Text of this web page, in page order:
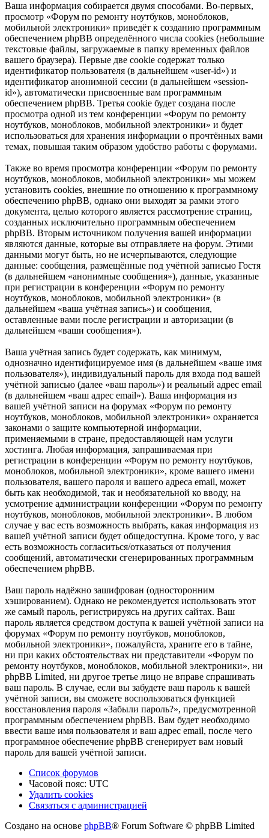
Ваша информация собирается двумя способами. Во-первых,
просмотр «Форум по ремонту ноутбуков, моноблоков,
мобильной электроники» приведёт к созданию программным
обеспечением phpBB определённого числа cookies (небольшие
текстовые файлы, загружаемые в папку временных файлов
вашего браузера). Первые две cookie содержат только
идентификатор пользователя (в дальнейшем «user-id») и
идентификатор анонимной сессии (в дальнейшем «session-
id»), автоматически присвоенные вам программным
обеспечением phpBB. Третья cookie будет создана после
просмотра одной из тем конференции «Форум по ремонту
ноутбуков, моноблоков, мобильной электроники» и будет
использоваться для хранения информации о прочтённых вами
темах, повышая таким образом удобство работы с форумами.
Также во время просмотра конференции «Форум по ремонту
ноутбуков, моноблоков, мобильной электроники» мы можем
установить cookies, внешние по отношению к программному
обеспечению phpBB, однако они выходят за рамки этого
документа, целью которого является рассмотрение страниц,
созданных исключительно программным обеспечением
phpBB. Вторым источником получения вашей информации
являются данные, которые вы отправляете на форум. Этими
данными могут быть, но не исчерпываются, следующие
данные: сообщения, размещённые под учётной записью Гостя
(в дальнейшем «анонимные сообщения»), данные, указанные
при регистрации в конференции «Форум по ремонту
ноутбуков, моноблоков, мобильной электроники» (в
дальнейшем «ваша учётная запись») и сообщения,
оставленные вами после регистрации и авторизации (в
дальнейшем «ваши сообщения»).
Ваша учётная запись будет содержать, как минимум,
однозначно идентифицируемое имя (в дальнейшем «ваше имя
пользователя»), индивидуальный пароль для входа под вашей
учётной записью (далее «ваш пароль») и реальный адрес email
(в дальнейшем «ваш адрес email»). Ваша информация из
вашей учётной записи на форумах «Форум по ремонту
ноутбуков, моноблоков, мобильной электроники» охраняется
законами о защите компьютерной информации,
применяемыми в стране, предоставляющей нам услуги
хостинга. Любая информация, запрашиваемая при
регистрации в конференции «Форум по ремонту ноутбуков,
моноблоков, мобильной электроники», кроме вашего имени
пользователя, вашего пароля и вашего адреса email, может
быть как необходимой, так и необязательной ко вводу, на
усмотрение администрации конференции «Форум по ремонту
ноутбуков, моноблоков, мобильной электроники». В любом
случае у вас есть возможность выбрать, какая информация из
вашей учётной записи будет общедоступна. Кроме того, у вас
есть возможность согласиться/отказаться от получения
сообщений, автоматически сгенерированных программным
обеспечением phpBB.
Ваш пароль надёжно зашифрован (односторонним
хэшированием). Однако не рекомендуется использовать этот
же самый пароль, регистрируясь на других сайтах. Ваш
пароль является средством доступа к вашей учётной записи на
форумах «Форум по ремонту ноутбуков, моноблоков,
мобильной электроники», пожалуйста, храните его в тайне,
ни при каких обстоятельствах ни представители «Форум по
ремонту ноутбуков, моноблоков, мобильной электроники», ни
phpBB Limited, ни другое третье лицо не вправе спрашивать
ваш пароль. В случае, если вы забудете ваш пароль к вашей
учётной записи, вы сможете воспользоваться функцией
восстановления пароля «Забыли пароль?», предусмотренной
программным обеспечением phpBB. Вам будет необходимо
ввести ваше имя пользователя и ваш адрес email, после чего
программное обеспечение phpBB сгенерирует вам новый
пароль для вашей учётной записи.
Список форумов
Часовой пояс: UTC
Удалить cookies
Связаться
администрацией
Связаться с администрацией
Создано на основе phpBB® Forum Software © phpBB Limited